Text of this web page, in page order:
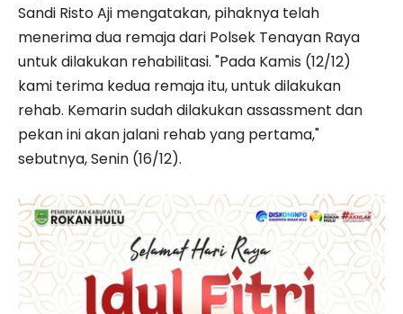
Sandi Risto Aji mengatakan, pihaknya telah
menerima dua remaja dari Polsek Tenayan Raya
untuk dilakukan rehabilitasi. "Pada Kamis (12/12)
kami terima kedua remaja itu, untuk dilakukan
rehab. Kemarin sudah dilakukan assassment dan
pekan ini akan jalani rehab yang pertama,"
sebutnya, Senin (16/12).